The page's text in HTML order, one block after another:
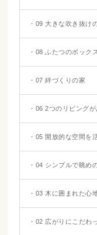
・09 大きな吹き抜け
・08 ふたつのボック
・07 絆づくりの家
・06 2つのリビング
・05 開放的な空間を
・04 シンプルで眺め
・03 木に囲まれた心
・02 広がりにこだわ